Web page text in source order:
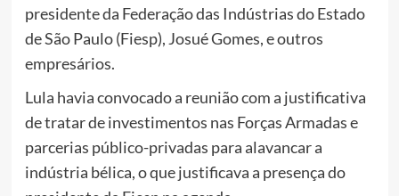
presidente da Federação das Indústrias do Estado
de São Paulo (Fiesp), Josué Gomes, e outros
empresários.
Lula havia convocado a reunião com a justificativa
de tratar de investimentos nas Forças Armadas e
parcerias público-privadas para alavancar a
indústria bélica, o que justificava a presença do